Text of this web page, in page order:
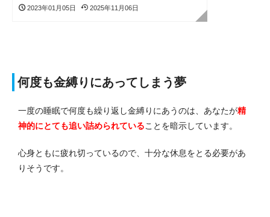
2023年01月05日 2025年11月06日
何度も金縛りにあってしまう夢
一度の睡眠で何度も繰り返し金縛りにあうのは、あなたが精
神的にとても追い詰められていることを暗示しています。
心身ともに疲れ切っているので、十分な休息をとる必要があ
りそうです。